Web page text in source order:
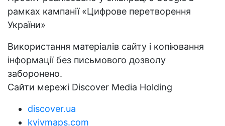
рамках кампанії «Цифрове перетворення
України»
Використання матеріалів сайту і копіювання
інформації без письмового дозволу
заборонено.
Сайти мережі Discover Media Holding
discover.ua
kyivmaps.com